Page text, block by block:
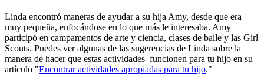
Linda encontró maneras de ayudar a su hija Amy, desde que era
muy pequeña, enfocándose en lo que más le interesaba. Amy
participó en campamentos de arte y ciencia, clases de baile y las Girl
Scouts. Puedes ver algunas de las sugerencias de Linda sobre la
manera de hacer que estas actividades funcionen para tu hijo en su
artículo "Encontrar actividades apropiadas para tu hijo."